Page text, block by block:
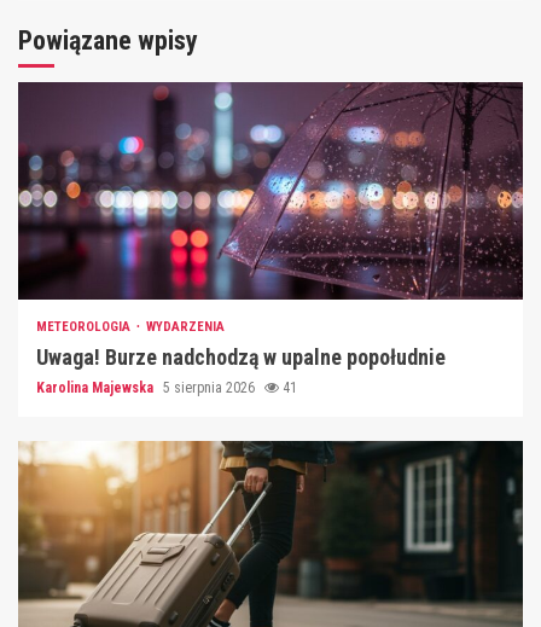
Powiązane wpisy
METEOROLOGIA WYDARZENIA
Uwaga! Burze nadchodzą w upalne popołudnie
Karolina Majewska 5 sierpnia 2026 41